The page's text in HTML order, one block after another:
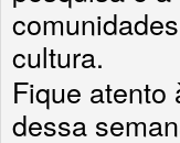
cultura.
Fique atento
dessa